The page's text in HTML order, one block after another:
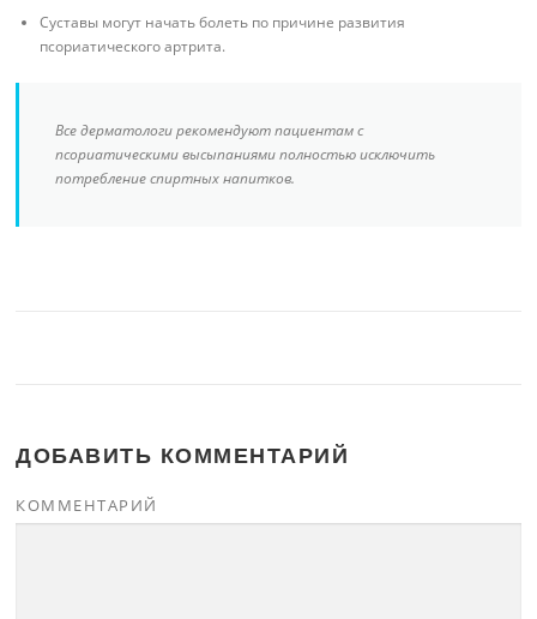
Суставы могут начать болеть по причине развития
псориатического артрита.
Все дерматологи рекомендуют пациентам с
псориатическими высыпаниями полностью исключить
потребление спиртных напитков.
ДОБАВИТЬ КОММЕНТАРИЙ
КОММЕНТАРИЙ